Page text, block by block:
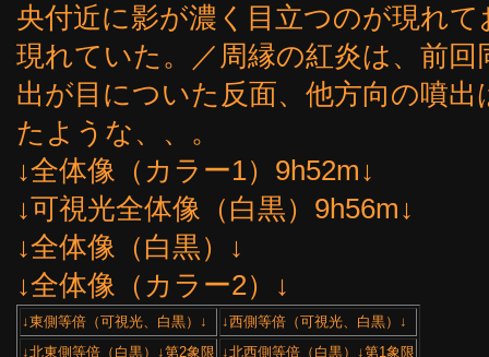
央付近に影が濃く目立つのが現れ
現れていた。／周縁の紅炎は、前
出が目についた反面、他方向の噴
たような、、。
↓全体像（カラー1）9h52m↓
↓可視光全体像（白黒）9h56m↓
↓全体像（白黒）↓
↓全体像（カラー2）↓
↓東側等倍（可視光、白黒）↓
↓西側等倍（可視光、白黒）↓
↓北東側等倍（白黒）↓第2象限 ↓北西側等倍（白黒）↓第1象限